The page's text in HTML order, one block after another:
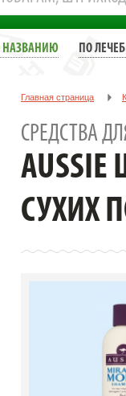
НАЗВАНИЮ ПО
Главная страница
СРЕДСТВА
СУХИХ